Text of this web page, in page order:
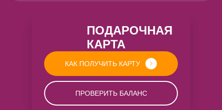
ПОДАРОЧНАЯ
КАРТА
КАК ПОЛУЧИТЬ КАРТУ
ПРОВЕРИТЬ БАЛАНС